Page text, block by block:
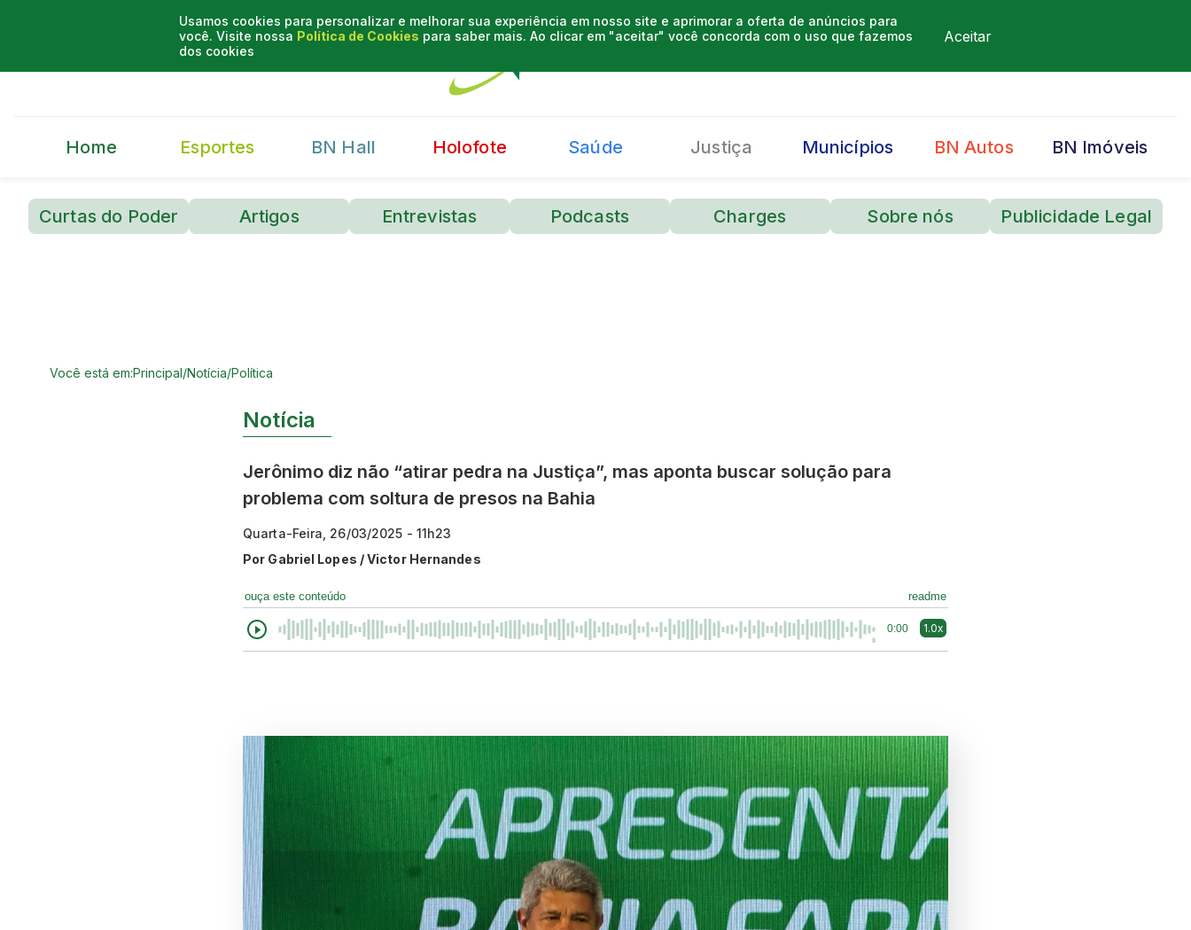
Usamos cookies para personalizar e melhorar sua experiência em nosso site e aprimorar a oferta de anúncios para
você. Visite nossa Política de Cookies para saber mais. Ao clicar em "aceitar" você concorda com o uso que fazemos
dos cookies
Aceitar
Home Esportes BN Hall Holofote Saúde Justiça Municípios BN Autos BN Imóveis
Curtas do Poder Artigos Entrevistas Podcasts Charges Sobre nós Publicidade Legal
Você está em:Principal/Notícia/Política
Notícia
Jerônimo diz não “atirar pedra na Justiça”, mas aponta buscar solução para
problema com soltura de presos na Bahia
Quarta-Feira, 26/03/2025 - 11h23
Por Gabriel Lopes / Victor Hernandes
ouça este conteúdo readme
0:00 1.0x